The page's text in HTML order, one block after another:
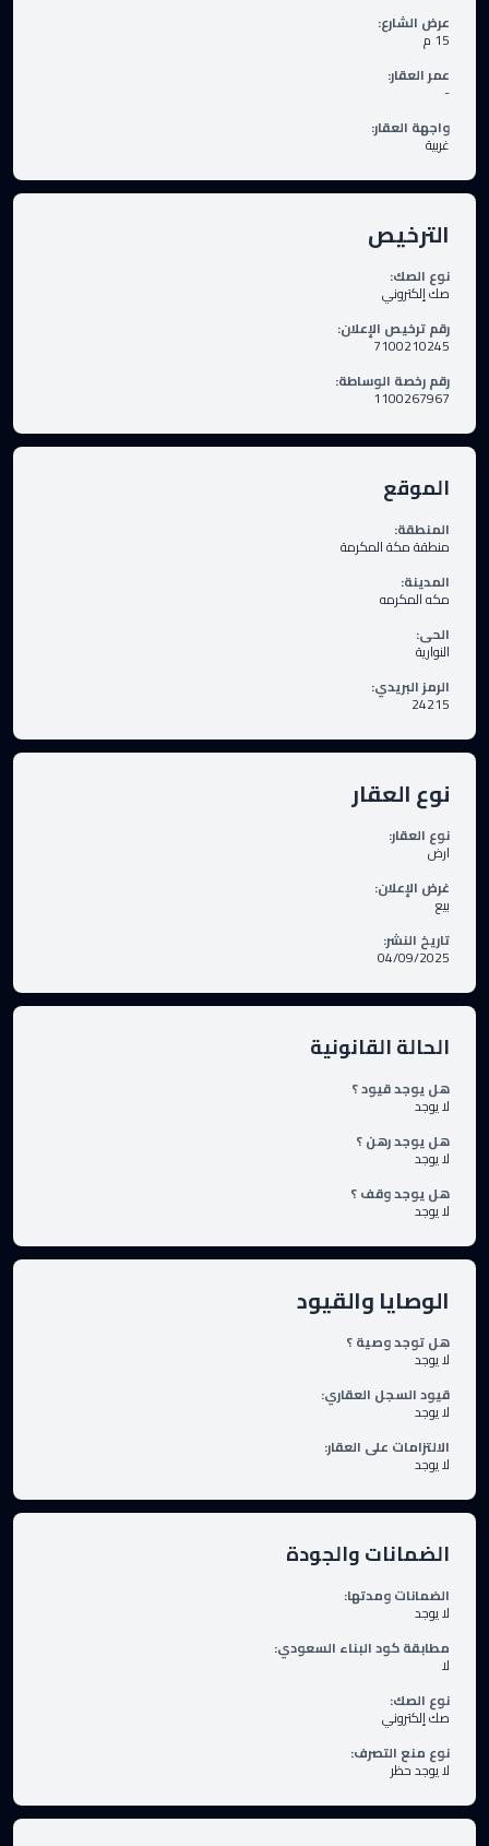
عرض الشارع:
15 م
عمر العقار:
-
واجهة العقار:
غربية
الترخيص
نوع الصك:
صك إلكتروني
رقم ترخيص الإعلان:
7100210245
رقم رخصة الوساطة:
1100267967
الموقع
المنطقة:
منطقة مكة المكرمة
المدينة:
مكه المكرمه
الحى:
النوارية
الرمز البريدي:
24215
نوع العقار
نوع العقار:
ارض
غرض الإعلان:
بيع
تاريخ النشر:
04/09/2025
الحالة القانونية
هل يوجد قيود ؟
لا يوجد
هل يوجد رهن ؟
لا يوجد
هل يوجد وقف ؟
لا يوجد
الوصايا والقيود
هل توجد وصية ؟
لا يوجد
قيود السجل العقاري:
لا يوجد
الالتزامات على العقار:
لا يوجد
الضمانات والجودة
الضمانات ومدتها:
لا يوجد
مطابقة كود البناء السعودي:
لا
نوع الصك:
صك إلكتروني
نوع منع التصرف:
لا يوجد حظر